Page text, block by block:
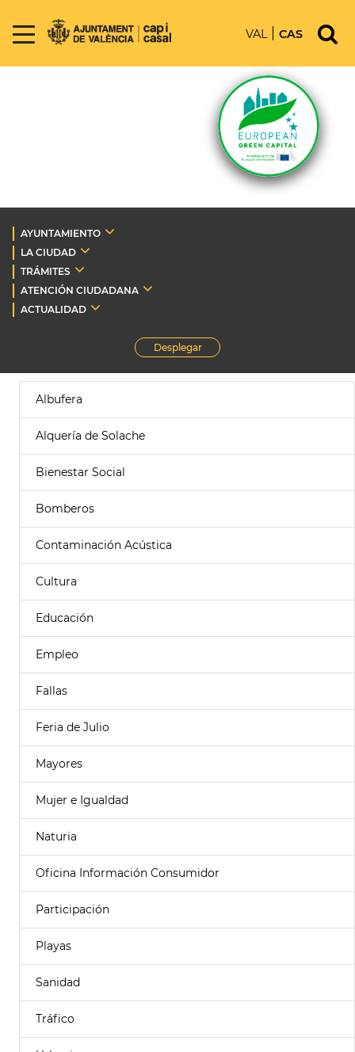
VAL CAS
AYUNTAMIENTO
LA CIUDAD
TRÁMITES
ATENCIÓN CIUDADANA
ACTUALIDAD
Desplegar
Albufera
Alquería de Solache
Bienestar Social
Bomberos
Contaminación Acústica
Cultura
Educación
Empleo
Fallas
Feria de Julio
Mayores
Mujer e Igualdad
Naturia
Oficina Información Consumidor
Participación
Playas
Sanidad
Tráfico